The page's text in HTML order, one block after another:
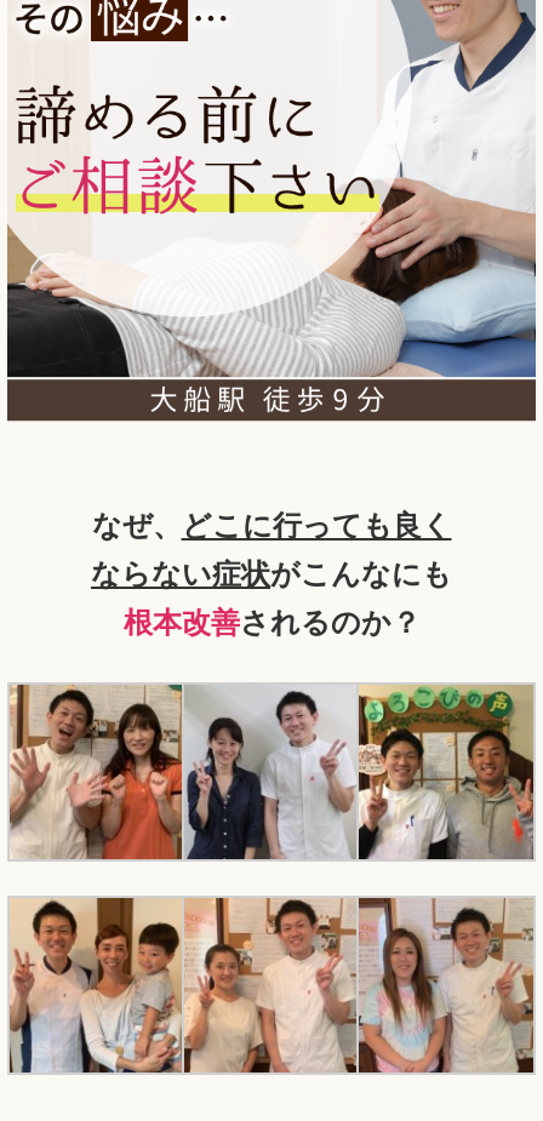
なぜ、
どこに行っても良く
ならない症状がこんなにも
根本改善されるのか？